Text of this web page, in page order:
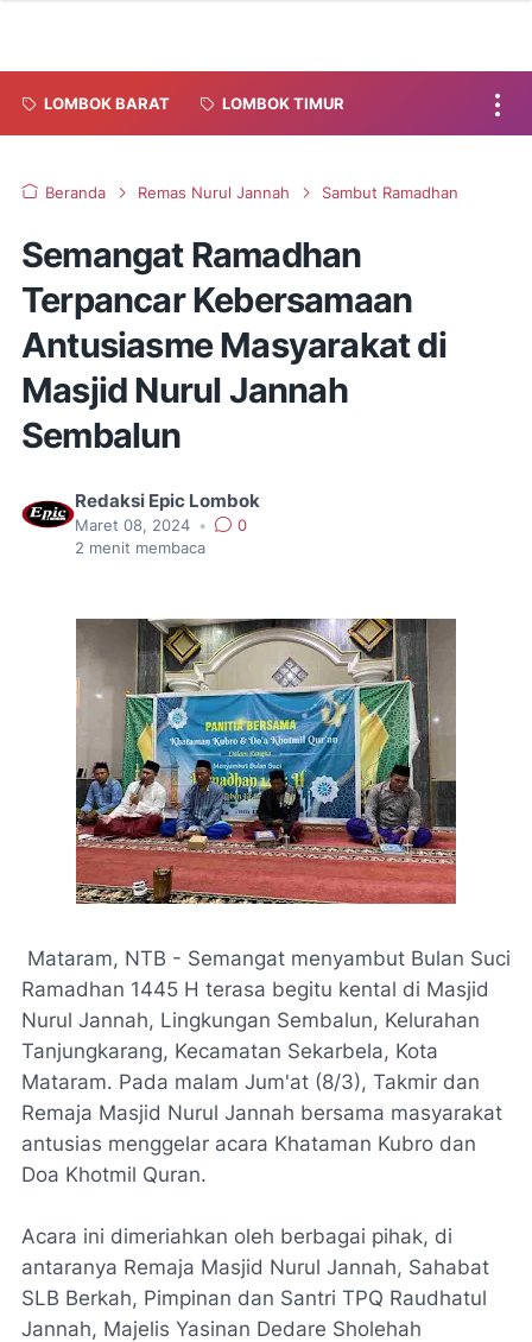
LOMBOK BARAT LOMBOK TIMUR
Beranda Remas Nurul Jannah Sambut Ramadhan
Semangat Ramadhan
Terpancar Kebersamaan
Antusiasme Masyarakat di
Masjid Nurul Jannah
Sembalun
Redaksi Epic Lombok
Maret 08, 2024 •
0
2 menit membaca
Mataram, NTB - Semangat menyambut Bulan Suci
Ramadhan 1445 H terasa begitu kental di Masjid
Nurul Jannah, Lingkungan Sembalun, Kelurahan
Tanjungkarang, Kecamatan Sekarbela, Kota
Mataram. Pada malam Jum'at (8/3), Takmir dan
Remaja Masjid Nurul Jannah bersama masyarakat
antusias menggelar acara Khataman Kubro dan
Doa Khotmil Quran.
Acara ini dimeriahkan oleh berbagai pihak, di
antaranya Remaja Masjid Nurul Jannah, Sahabat
SLB Berkah, Pimpinan dan Santri TPQ Raudhatul
Jannah, Majelis Yasinan Dedare Sholehah